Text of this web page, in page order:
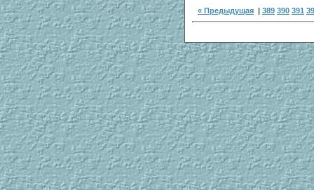
« Предыдущая | 389 390 391